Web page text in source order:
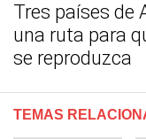
Tres países de
una ruta para
se reproduzca
TEMAS